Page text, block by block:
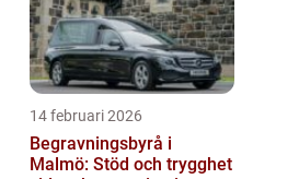
14 februari 2026
Begravningsbyrå i
Malmö: Stöd och trygghet